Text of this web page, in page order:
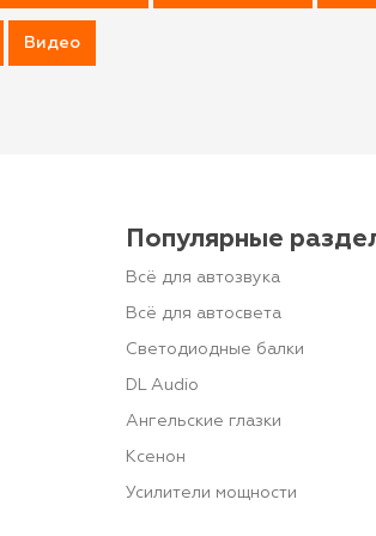
Видео
Популярные
Всё для автозвука
Всё для автосвета
Светодиодные балки
DL Audio
Ангельские глазки
Ксенон
Усилители мощности